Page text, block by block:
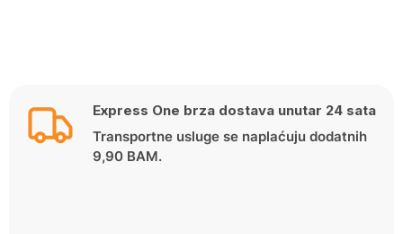
Express One brza dostava unutar 24 sata
Transportne usluge se naplaćuju dodatnih
9,90 BAM.